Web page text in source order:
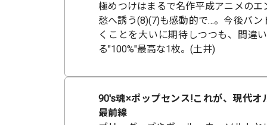
極めつけはまるで名作平成アニメのエ
愁へ誘う(8)(7)も感動的で…。今後バン
くことを大いに期待しつつも、間違
る"100%"最高な1枚。(土井)
90's魂×ポップセンス!これが、現代オ
最前線